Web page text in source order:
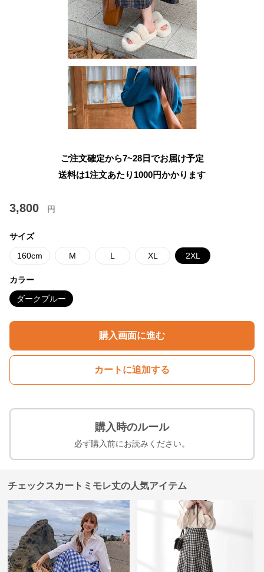
ご注文確定から7~28日でお届け予定
送料は1注文あたり 1000円かかります
3,800 円
サイズ
160cm M L XL 2XL
カラー
ダークブルー
購入画面に進む
カートに追加する
購入時のルール
必ず購入前にお読みください。
チェックスカートミモレ丈の人気アイテム